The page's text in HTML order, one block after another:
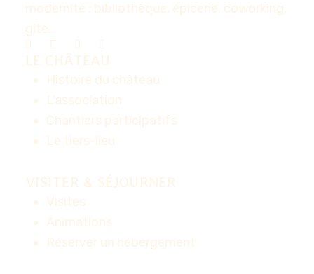
modernité : bibliothèque, épicerie, coworking,
gîte…
LE CHÂTEAU
Histoire du château
L'association
Chantiers participatifs
Le tiers-lieu
VISITER & SÉJOURNER
Visites
Animations
Réserver un hébergement